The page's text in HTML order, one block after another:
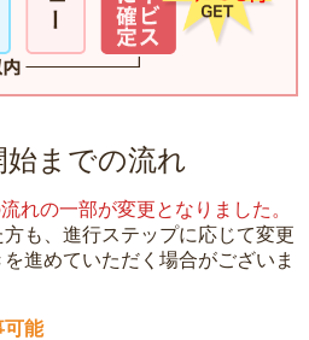
始までの流れ
れの一部が変更となりました。
も、進行ステップに応じて変更
進めていただく場合がございま
可能